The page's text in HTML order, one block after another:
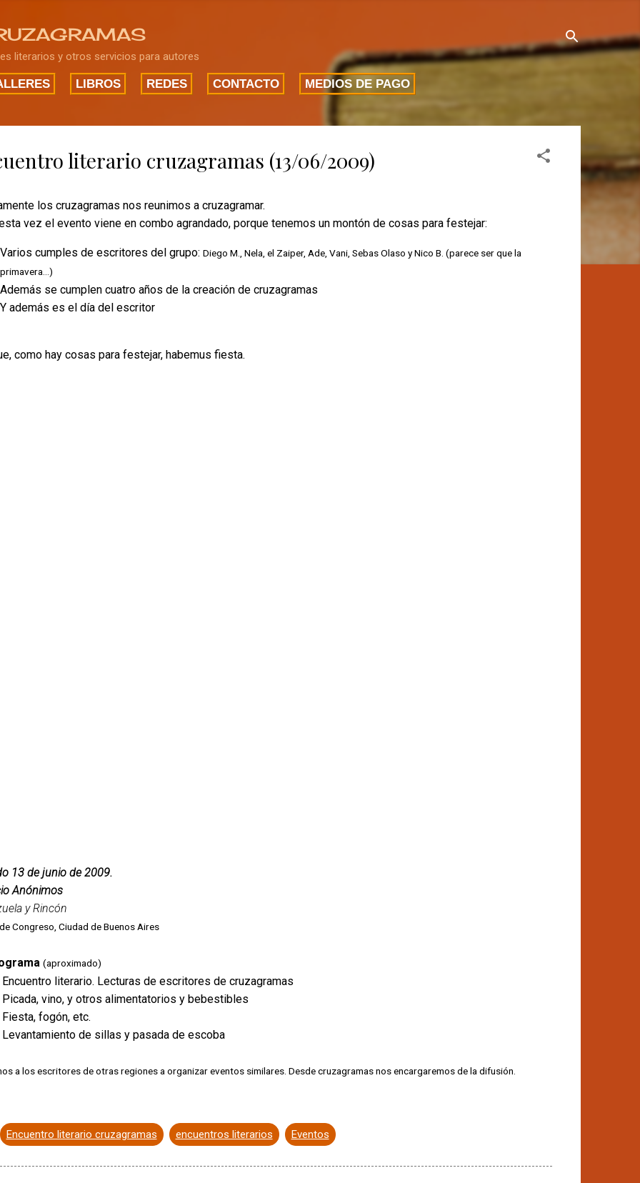
literarios y otros servicios para autores
LIBROS REDES CONTACTO MEDIOS DE PAGO
literario cruzagramas (13/06/2009)
los cruzagramas nos reunimos a cruzagramar.
vez el evento viene en combo agrandado, porque tenemos un montón de cosas para festejar:
Varios cumples de escritores del grupo: Diego M., Nela, el Zaiper, Ade, Vani, Sebas Olaso y Nico B. (parece ser que la
primavera…)
Además se cumplen cuatro años de la creación de cruzagramas
Y además es el día del escritor
como hay cosas para festejar, habemus fiesta.
13 de junio de 2009.
Anónimos
y Rincón
Congreso, Ciudad de Buenos Aires
(aproximado)
literario. Lecturas de escritores de cruzagramas
Picada, vino, y otros alimentatorios y bebestibles
fogón, etc.
de sillas y pasada de escoba
a los escritores de otras regiones a organizar eventos similares. Desde cruzagramas nos encargaremos de la difusión.
Encuentro literario cruzagramas encuentros literarios Eventos